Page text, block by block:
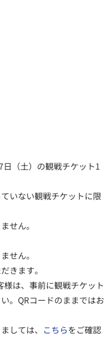
（土）の観戦チケット1
いない観戦チケットに限
せん。
せん。
きます。
は、事前に観戦チケット
。QRコードのままではお
しては、 こちらをご確認